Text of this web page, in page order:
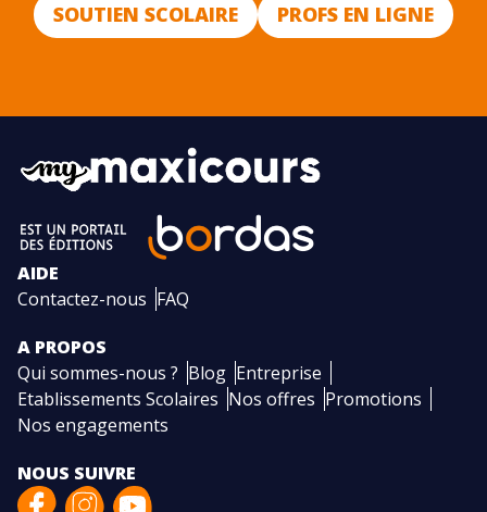
SOUTIEN SCOLAIRE PROFS EN LIGNE
AIDE
Contactez-nous FAQ
A PROPOS
Qui sommes-nous ? Blog Entreprise
Etablissements Scolaires Nos offres Promotions
Nos engagements
NOUS SUIVRE